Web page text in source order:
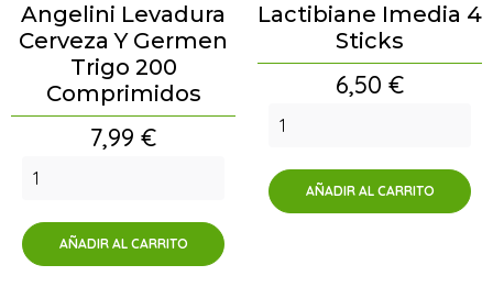
Angelini Levadura
Cerveza Y Germen
Trigo 200
Comprimidos
Precio
7,99 €
AÑADIR AL CARRITO
Lactibiane Imedia 4
Sticks
Precio
6,50 €
AÑADIR AL CARRITO